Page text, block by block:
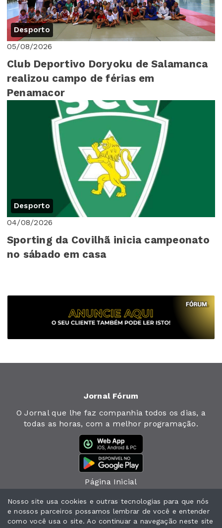
Desporto
05/08/2026
Club Deportivo Doryoku de Salamanca
realizou campo de férias em
Penamacor
Desporto
04/08/2026
Sporting da Covilhã inicia campeonato
no sábado em casa
Jornal Fórum
O Jornal que lhe faz companhia todos os dias, a
todas as horas, com a melhor programação.
Página Inicial
Jornal
Notícias
Nosso site usa cookies e outras tecnologias para que nós
e nossos parceiros possamos lembrar de você e entender
como você usa o site. Ao continuar a navegação neste site